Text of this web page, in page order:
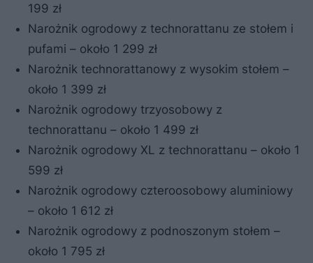
199 zł
Narożnik ogrodowy z technorattanu ze stołem i
pufami – około 1 299 zł
Narożnik technorattanowy z wysokim stołem –
około 1 399 zł
Narożnik ogrodowy trzyosobowy z
technorattanu – około 1 499 zł
Narożnik ogrodowy XL z technorattanu – około 1
599 zł
Narożnik ogrodowy czteroosobowy aluminiowy
– około 1 612 zł
Narożnik ogrodowy z podnoszonym stołem –
około 1 795 zł